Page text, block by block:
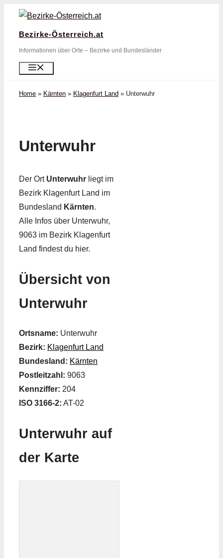
Zum
springen
Bezirke-Österreich.at
Informationen über Orte – Bezirke und Bundesländer
Home » Kärnten » Klagenfurt Land » Unterwuhr
Unterwuhr
Der Ort Unterwuhr liegt im
Bezirk Klagenfurt Land im
Bundesland Kärnten.
Alle Infos über Unterwuhr,
9063 im Bezirk Klagenfurt
Land findest du hier.
Übersicht von
Unterwuhr
Ortsname: Unterwuhr
Bezirk: Klagenfurt Land
Bundesland: Kärnten
Postleitzahl: 9063
Kennziffer: 204
ISO 3166-2: AT-02
Unterwuhr auf
der Karte